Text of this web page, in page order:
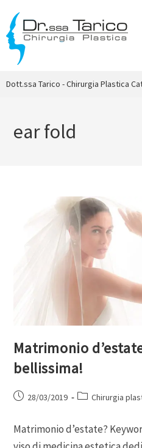
Dott.ssa Tarico - Chirurgia Plastica
ear fold
Matrimonio
bellissima!
28/03/2019 Chirurgia
Matrimonio d’estate?